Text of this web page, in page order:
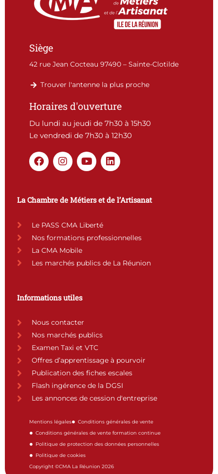
Siège
42 rue Jean Cocteau 97490 – Sainte-Clotilde
Trouver l'antenne la plus proche
Horaires d'ouverture
Du lundi au jeudi de 7h30 à 15h30
Le vendredi de 7h30 à 12h30
F
a
o
k
I
n
a
g
a
m
Y
o
b
L
i
e
d
La Chambre de Métiers et de l’Artisanat
Le PASS CMA Liberté
Nos formations professionnelles
La CMA Mobile
Les marchés publics de La Réunion
Informations utiles
Nous contacter
Nos marchés publics
Examen Taxi et VTC
Offres d’apprentissage à pourvoir
Publication des fiches escales
Flash ingérence de la DGSI
Les annonces de cession d'entreprise
Mentions légales
Conditions générales de vente
Conditions générales de vente formation continue
Politique de protection des données personnelles
Politique de cookies
Copyright ©CMA La Réunion 2026